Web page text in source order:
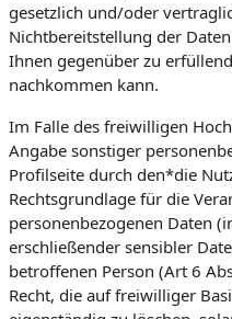
gesetzlich und/oder
Nichtbereitstellung der
Ihnen gegenüber zu
nachkommen kann.
Im Falle des freiwilligen
Angabe sonstiger
Profilseite durch den*die
Rechtsgrundlage für die
personenbezogenen Daten
erschließender sensibler
betroffenen Person (Art 6
Recht, die auf freiwilliger